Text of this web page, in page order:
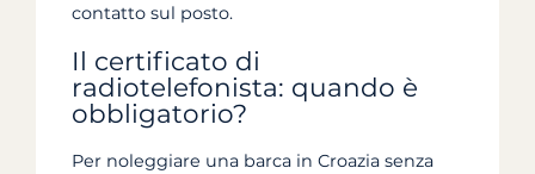
contatto sul posto.
Il certificato di
radiotelefonista: quando è
obbligatorio?
Per noleggiare una barca in Croazia senza